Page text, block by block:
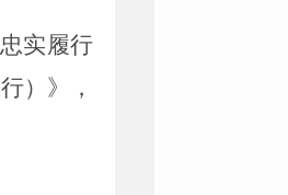
实履行
）》，